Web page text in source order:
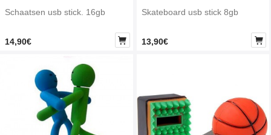
Schaatsen usb stick. 16gb
14,90€ 
Skateboard usb stick 8gb
13,90€ 